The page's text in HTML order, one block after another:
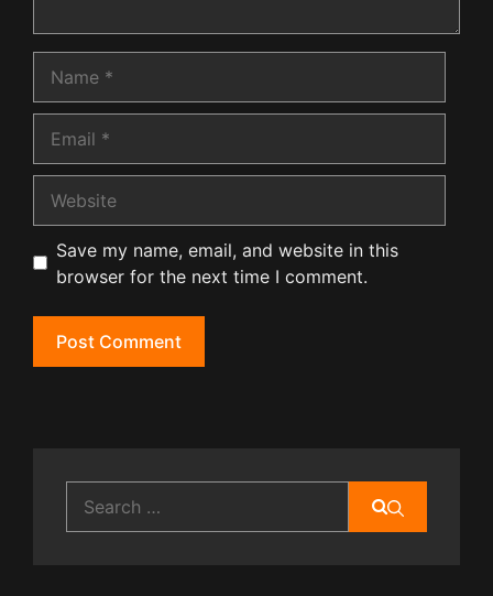
Save my name, email, and website in this
browser for the next time I comment.
for: